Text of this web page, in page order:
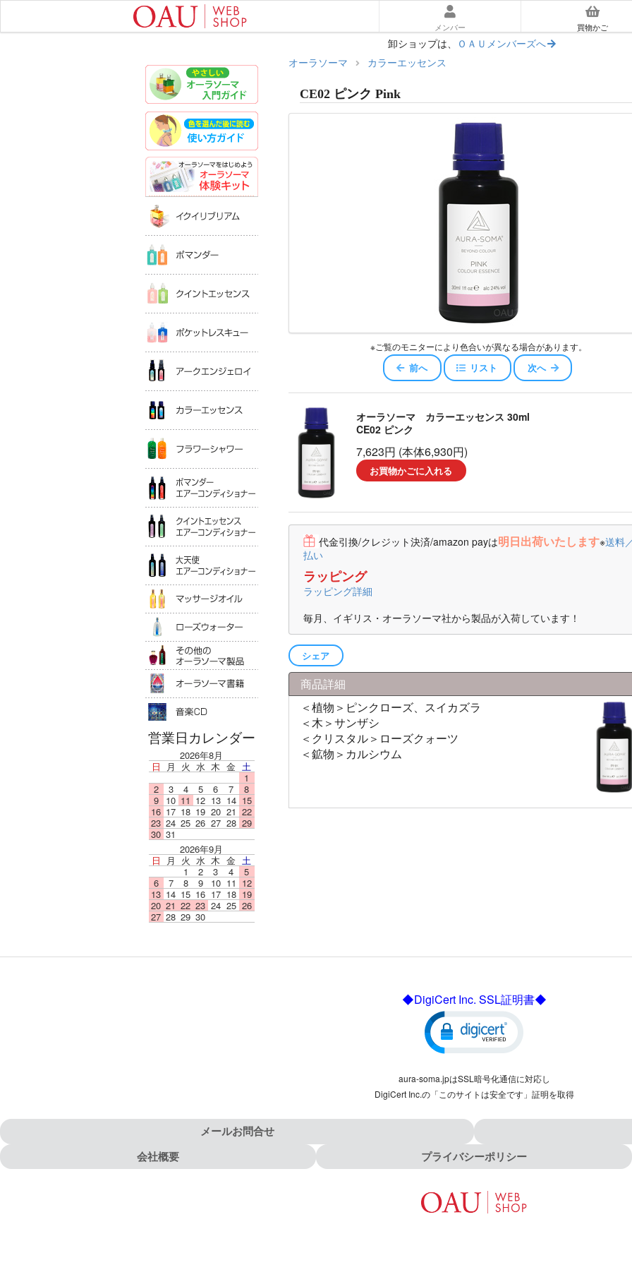
メンバー 買物かご
卸ショップは、 ＯＡＵメンバーズへ
やさしいオーラソーマ入門ガイド
色を選んだあとに読む｜使い方ガイド
オーラソーマ体験キット
カラーエッセンス
フラワーシャワー
ポマンダーエアコンディショナー
クイントエッセンスエアコンディショナー
大天使エアコンディショナー
マッサージオイル
ローズウォータ
その他のオーラソーマ製品
オーラソーマ書籍
営業日カレンダー
2026年8月
日
月 火 水 木 金 土
1
2
3 4 5 6 7
8
9
10 11 12 13 14 15
16 17 18 19 20 21 22
23 24 25 26 27 28 29
30 31
2026年9月
日
月 火 水 木 金 土
1
2 3 4
5
6
7 8 9 10 11 12
13 14 15 16 17 18 19
20 21 22 23 24 25 26
27 28 29 30
オーラソーマ カラーエッセンス
CE02 ピンク Pink
※ご覧のモニターにより色合いが異なる場合があります。
前へ リスト 次へ
オーラソーマ カラーエッセンス 30ml
CE02 ピンク
7,623円 (本体6,930円)
お買物かごに入れる
代金引換/クレジット決済/amazon payは明日出荷いたします※送料
払い
ラッピング
ラッピング詳細
毎月、イギリス・オーラソーマ社から製品が入荷しています！
シェア
商品詳細
＜植物＞ピンクローズ、スイカズラ
＜木＞サンザシ
＜クリスタル＞ローズクォーツ
＜鉱物＞カルシウム
◆DigiCert Inc. SSL証明書◆
aura-soma.jpはSSL暗号化通信に対応し
DigiCert Inc.の「このサイトは安全です」証明を取得
メールお問合せ
会社概要
プライバシーポリシー